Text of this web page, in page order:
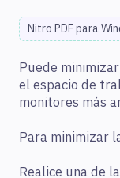
Nitro PDF para
Puede
el espacio de
monitores más
Para minimizar
Realice una de